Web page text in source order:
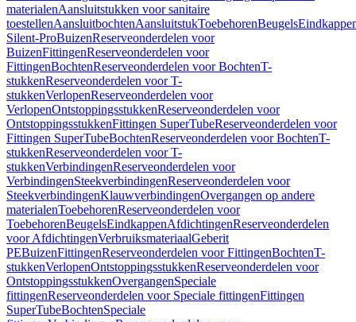
materialenAansluitstukken voor sanitaire
toestellenAansluitbochtenAansluitstukToebehorenBeugels
Silent-ProBuizenReserveonderdelen voor
BuizenFittingenReserveonderdelen voor
FittingenBochtenReserveonderdelen voor BochtenT-
stukkenReserveonderdelen voor T-
stukkenVerlopenReserveonderdelen voor
VerlopenOntstoppingsstukkenReserveonderdelen voor
OntstoppingsstukkenFittingen SuperTubeReserveonderdelen voor
Fittingen SuperTubeBochtenReserveonderdelen voor BochtenT-
stukkenReserveonderdelen voor T-
stukkenVerbindingenReserveonderdelen voor
VerbindingenSteekverbindingenReserveonderdelen voor
SteekverbindingenKlauwverbindingenOvergangen op andere
materialenToebehorenReserveonderdelen voor
ToebehorenBeugelsEindkappenAfdichtingenReserveonderdelen
voor AfdichtingenVerbruiksmateriaalGeberit
PEBuizenFittingenReserveonderdelen voor FittingenBochtenT-
stukkenVerlopenOntstoppingsstukkenReserveonderdelen voor
OntstoppingsstukkenOvergangenSpeciale
fittingenReserveonderdelen voor Speciale fittingenFittingen
SuperTubeBochtenSpeciale